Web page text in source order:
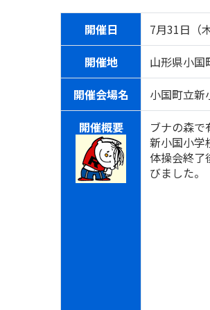
開催日
7月31日（木
開催地
山形県小国
開催会場名
小国町立新
開催概要
ブナの森で
新小国小学
体操会終了
びました。